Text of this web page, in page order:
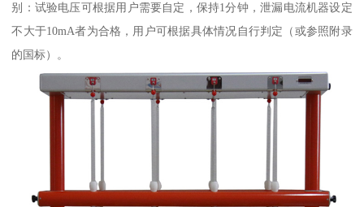
别：试验电压可根据用户需要自定，保持1分钟，泄漏电流机器设定
不大于10mA者为合格，用户可根据具体情况自行判定（或参照附录
的国标）。